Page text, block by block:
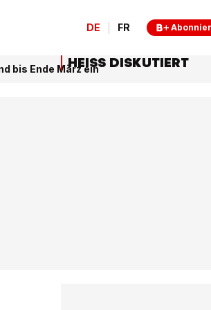
DE FR
bis Ende März einHEISS DISKUTIERT